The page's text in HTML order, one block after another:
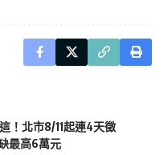
！北市8/11起連4天徵
最高6萬元